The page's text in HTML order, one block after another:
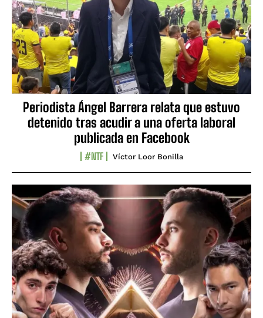
Periodista Ángel Barrera relata que estuvo
detenido tras acudir a una oferta laboral
publicada en Facebook
#NTF Víctor Loor Bonilla